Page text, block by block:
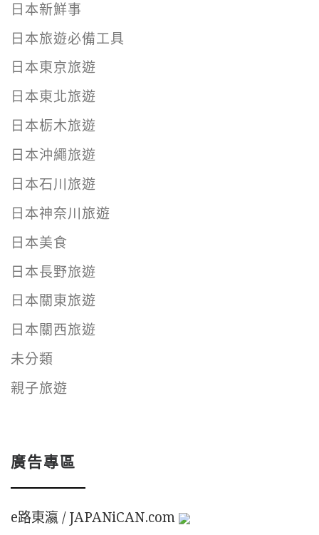
日本新鮮事
日本旅遊必備工具
日本東京旅遊
日本東北旅遊
日本栃木旅遊
日本沖繩旅遊
日本石川旅遊
日本神奈川旅遊
日本美食
日本長野旅遊
日本關東旅遊
日本關西旅遊
未分類
親子旅遊
廣告專區
e路東瀛 / JAPANiCAN.com